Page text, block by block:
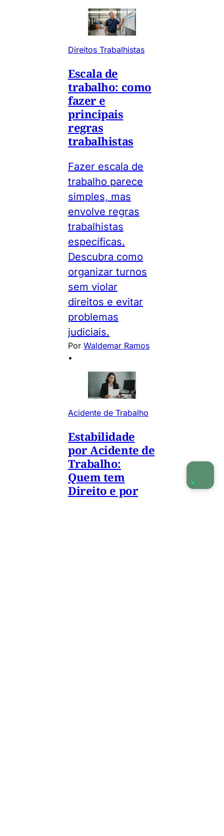
Direitos Trabalhistas
Escala de
trabalho: como
fazer e
principais
regras
trabalhistas
Fazer escala de
trabalho parece
simples, mas
envolve regras
trabalhistas
específicas.
Descubra como
organizar turnos
sem violar
direitos e evitar
problemas
judiciais.
Por Waldemar Ramos
•
Acidente de Trabalho
Estabilidade
por Acidente de
Trabalho:
Quem tem
Direito e por